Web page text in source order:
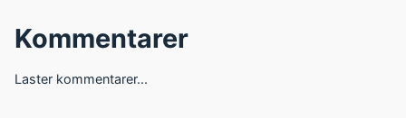
Kommentarer
Laster kommentarer...